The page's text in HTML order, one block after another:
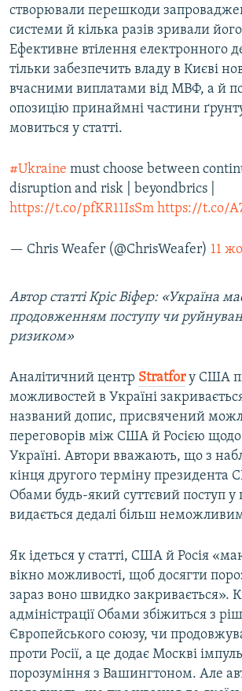
створювали перешкоди
системи й кілька разів зривали
Ефективне втілення електронного
тільки забезпечить владу в Києві
вчасними виплатами від МВФ, а й
опозицію принаймні частини
мовиться у статті.
#Ukraine must choose between
disruption and risk | beyondbrics |
https://t.co/pfKR11IsSm https://t.co/
— Chris Weafer (@ChrisWeafer) 11
Автор статті Кріс Віфер: «Україна
продовженням поступу чи
ризиком»
Аналітичний центр Stratforу США
можливостей в Україні
названий допис, присвячений
переговорів між США й Росією щодо
Україні. Автори вважають, що з
кінця другого терміну президента
Обами будь-який суттєвий поступ у
видається дедалі більш
Як ідеться у статті, США й Росія
вікно можливості, щоб досягти
зараз воно швидко закривається».
адміністрації Обами збіжиться з
Європейського союзу, чи
проти Росії, а це додає Москві
порозуміння з Вашингтоном. Але